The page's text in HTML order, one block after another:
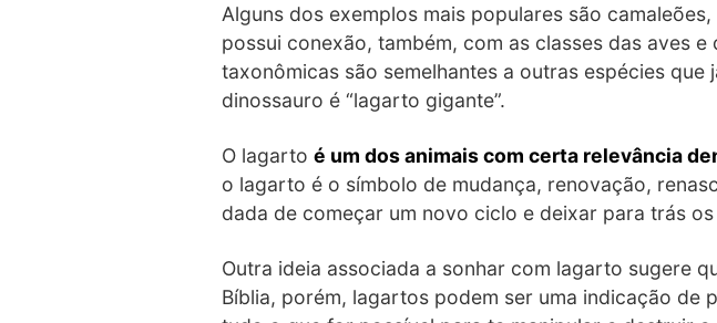
Alguns dos exemplos mais populares são
possui conexão, também, com as classes das aves
taxonômicas são semelhantes a outras espécies
dinossauro é “lagarto gigante”.
O lagarto é um dos animais com certa relevância
o lagarto é o símbolo de mudança, renovação,
dada de começar um novo ciclo e deixar para trás
Outra ideia associada a sonhar com lagarto sugere
Bíblia, porém, lagartos podem ser uma indicação de